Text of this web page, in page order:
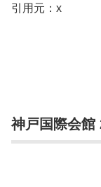
引用元：x
神戸国際会館